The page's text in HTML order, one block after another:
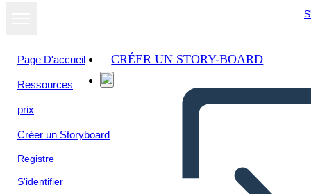
Page D'accueil
Ressources
prix
Créer un Storyboard
Registre
S'identifier
CRÉER UN STORY-BOARD
Afficher sous
forme de